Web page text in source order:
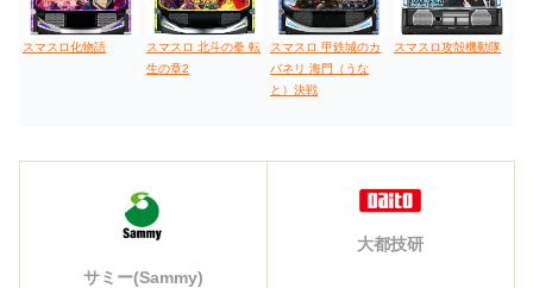
スマスロ化物語
スマスロ 北斗の拳 転
生の章2
スマスロ 甲鉄城のカ
バネリ 海門（うな
と）決戦
スマスロ攻殻機動隊
サミー(Sammy)
大都技研